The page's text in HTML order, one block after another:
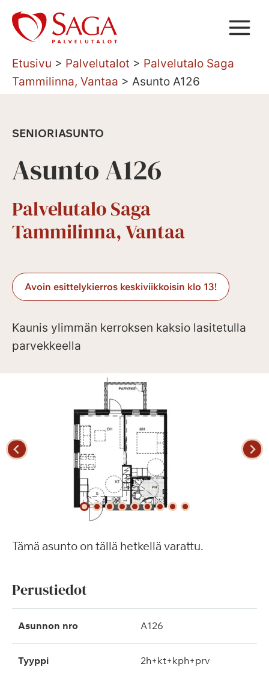
Siirry
sisältöön
Etusivu > Palvelutalot > Palvelutalo Saga
Tammilinna, Vantaa > Asunto A126
SENIORIASUNTO
Asunto A126
Palvelutalo Saga
Tammilinna, Vantaa
Avoin esittelykierros keskiviikkoisin klo 13!
Kaunis ylimmän kerroksen kaksio lasitetulla
parvekkeella
Tämä asunto on tällä hetkellä varattu.
Perustiedot
Asunnon nro A126
Tyyppi 2h+kt+kph+prv